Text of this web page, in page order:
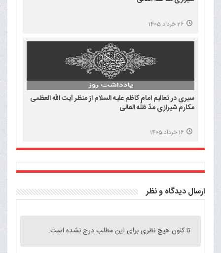
26 خرداد 1405
سیری در تعالیم امام کاظم علیه السلام از منظر آیت الله العظمی
مکارم شیرازی مدّ ظلّه العالی
16 خرداد 1405
ارسال دیدگاه و نظر
تا کنون هیچ نظری برای این مطلب درج نشده است.